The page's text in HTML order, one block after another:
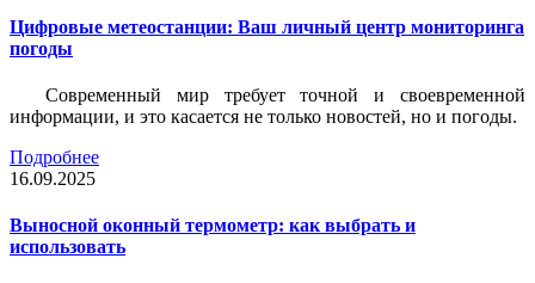
Цифровые метеостанции: Ваш личный центр мониторинга
погоды
Современный мир требует точной и своевременной
информации, и это касается не только новостей, но и погоды.
Подробнее
16.09.2025
Выносной оконный термометр: как выбрать и
использовать